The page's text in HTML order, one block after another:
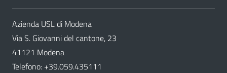
Azienda USL di Modena
Via S. Giovanni del cantone, 23
41121 Modena
Telefono: +39.059.435111